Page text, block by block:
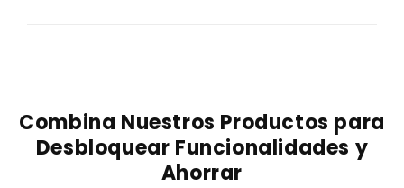
Combina Nuestros Productos para
Desbloquear Funcionalidades y
Ahorrar